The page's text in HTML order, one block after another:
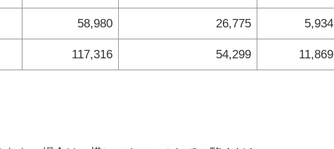
58,980 26,775 5,934
117,316 54,299 11,869